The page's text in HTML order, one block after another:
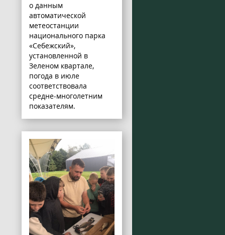
о данным
автоматической
метеостанции
национального парка
«Себежский»,
установленной в
Зеленом квартале,
погода в июле
соответствовала
средне-многолетним
показателям.